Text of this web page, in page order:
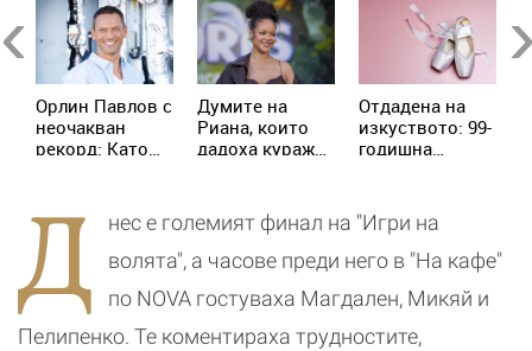
Орлин Павлов с
неочакван
рекорд: Като
наведнъж
Думите на
Риана, които
дадоха кураж
Отдадена на
изкуството: 99-
годишна
преподава
танци
Д
нес е големият финал на "Игри на
волята", а часове преди него в "На кафе"
по NOVA гостуваха Магдален, Микяй и
Пелипенко. Те коментираха трудностите,